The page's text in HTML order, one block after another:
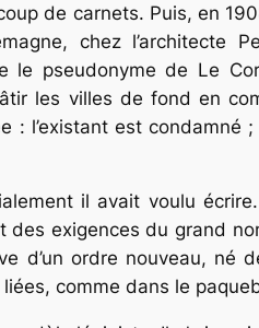
de carnets. Puis, en
chez l’architecte
pseudonyme de Le
les villes de fond en
l’existant est condamné
il avait voulu
exigences du grand
d’un ordre nouveau, né
comme dans le